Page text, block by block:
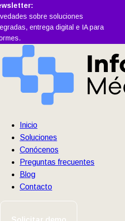
sobre soluciones
entrega digital e IA para
Inicio
Soluciones
Conócenos
Preguntas frecuentes
Blog
Contacto